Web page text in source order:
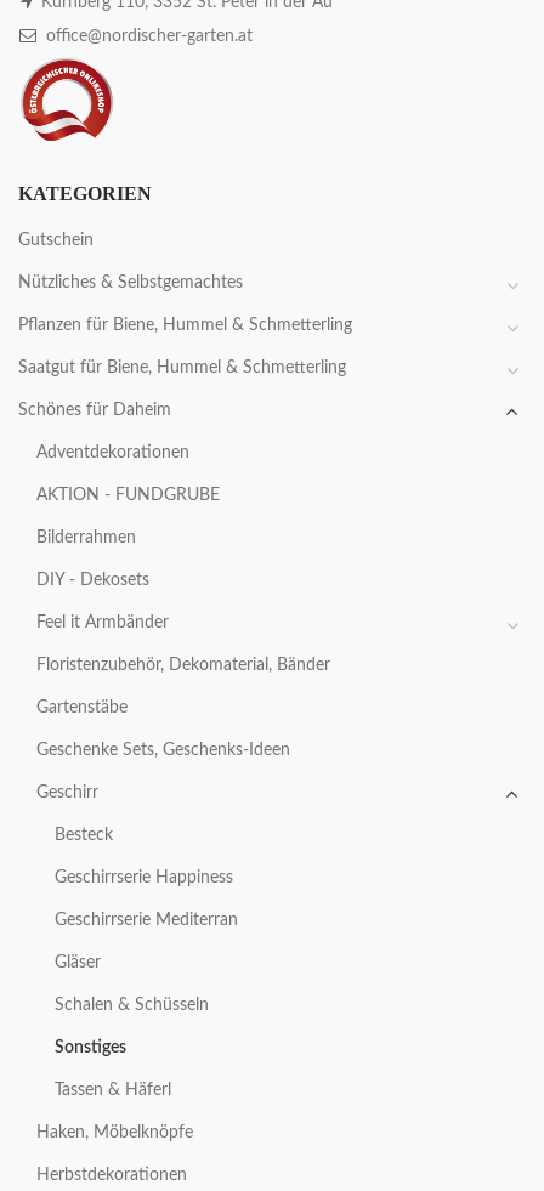
office@nordischer-garten.at
KATEGORIEN
Gutschein
Nützliches & Selbstgemachtes
Pflanzen für Biene, Hummel & Schmetterling
Saatgut für Biene, Hummel & Schmetterling
Schönes für Daheim
Adventdekorationen
AKTION - FUNDGRUBE
Bilderrahmen
DIY - Dekosets
Feel it Armbänder
Floristenzubehör, Dekomaterial, Bänder
Gartenstäbe
Geschenke Sets, Geschenks-Ideen
Geschirr
Besteck
Geschirrserie Happiness
Geschirrserie Mediterran
Gläser
Schalen & Schüsseln
Sonstiges
Tassen & Häferl
Haken, Möbelknöpfe
Herbstdekorationen